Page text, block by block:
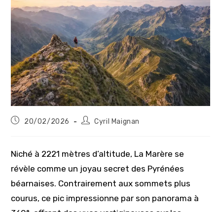
Publication
20/02/2026
Auteur/autrice
Cyril Maignan
Niché à 2221 mètres d’altitude, La Marère se
révèle comme un joyau secret des Pyrénées
béarnaises. Contrairement aux sommets plus
courus, ce pic impressionne par son panorama à